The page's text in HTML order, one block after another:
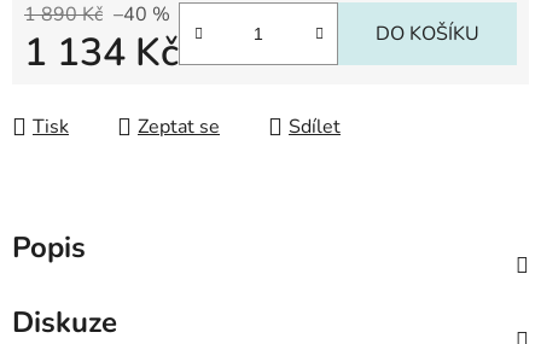
1 890 Kč –40 %
1 134 Kč DO KOŠÍKU
Tisk Zeptat se Sdílet
Popis
Diskuze